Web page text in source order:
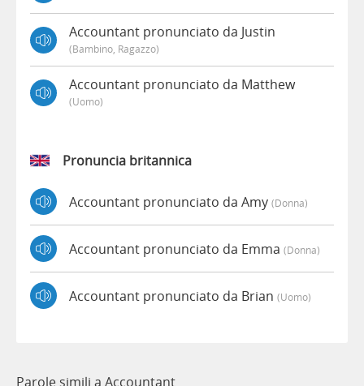
Accountant pronunciato da Justin
(bambino, Ragazzo)
Accountant pronunciato da Matthew
(uomo)
Pronuncia britannica
Accountant pronunciato da Amy (donna)
Accountant pronunciato da Emma (donna)
Accountant pronunciato da Brian (uomo)
Parole simili a Accountant